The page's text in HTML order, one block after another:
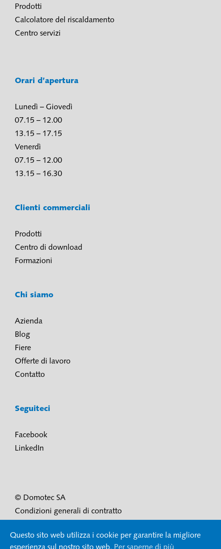
Questo sito web utilizza i cookie per garantire la migliore
esperienza sul nostro sito web. Per saperne di più
Prodotti
Calcolatore del riscaldamento
Centro servizi
Orari d’apertura
Lunedì – Giovedì
07.15 – 12.00
13.15 – 17.15
Venerdì
07.15 – 12.00
13.15 – 16.30
Clienti commerciali
Prodotti
Centro di download
Formazioni
Chi siamo
Azienda
Blog
Fiere
Offerte di lavoro
Contatto
Seguiteci
Facebook
LinkedIn
© Domotec SA
Condizioni generali di contratto
Impressum